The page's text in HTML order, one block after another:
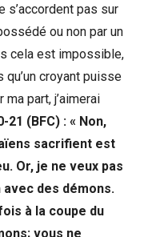
s’accordent pas sur
ou non par un
cela est impossible,
croyant puisse
part, j’aimerai
21 (BFC) : « Non,
sacrifient est
Or, je ne veux pas
des démons.
à la coupe du
vous ne